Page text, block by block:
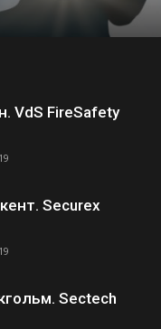
VdS FireSafety
Securex
Sectech